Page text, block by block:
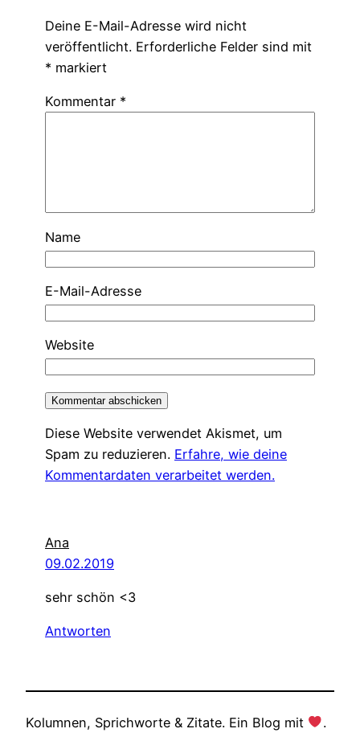
Deine E-Mail-Adresse wird nicht
veröffentlicht. Erforderliche Felder sind mit
* markiert
Kommentar *
Name
E-Mail-Adresse
Website
Diese Website verwendet Akismet, um
Spam zu reduzieren. Erfahre, wie deine
Kommentardaten verarbeitet werden.
Ana
09.02.2019
sehr schön <3
Antworten
Kolumnen, Sprichworte & Zitate. Ein Blog mit .